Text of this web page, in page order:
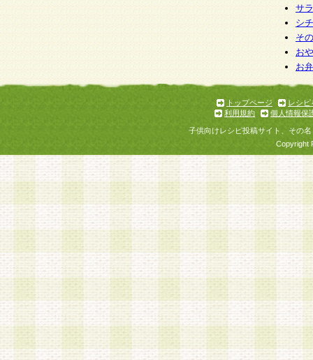
ぱくすく食堂個人情報お客様相談窓口 paku-
m
個人情報を与えることは任意ですが、個人情報
意をいただけない場合には、当社のサービスの
お問い合わせ・ご相談への対応ができない場合
サ
シ
そ
お
お
トップページ
レシピ
利用規約
個人情報保
子供向けレシピ投稿サイト、その
Copyright